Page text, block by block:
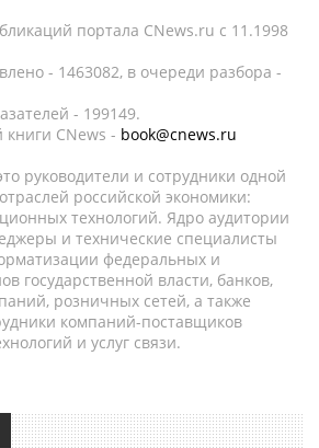
портала CNews.ru c 11.1998
- 1463082, в очереди разбора -
- 199149.
CNews - book@cnews.ru
руководители и сотрудники одной
российской экономики:
технологий. Ядро аудитории
и технические специалисты
федеральных и
государственной власти, банков,
розничных сетей, а также
компаний-поставщиков
и услуг связи.